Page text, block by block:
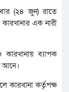
(২৪ জুন) রাতে
এক নারী
ব্যাপক
আনে।
কারখানা কর্তৃপক্ষ